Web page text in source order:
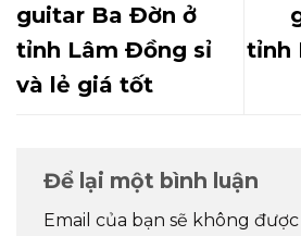
guitar Ba Đờn ở
tỉnh Lâm Đồng sỉ
và lẻ giá tốt
tỉnh
Để lại một bình luận
Email của bạn sẽ không